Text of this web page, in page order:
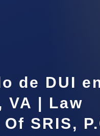
de DUI
VA | Law
SRIS,